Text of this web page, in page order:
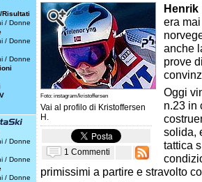
Risultati
/ Donne
/ Donne
/ Donne
/ Donne
/ Donne
/ Donne
Foto: instagram/kristoffersen
Vai al profilo di Kristoffersen
H.
1 Commenti
Henrik
era
anche
prove
Oggi
n.23 in
solida,
tattica
primissimi a partire e stravolto